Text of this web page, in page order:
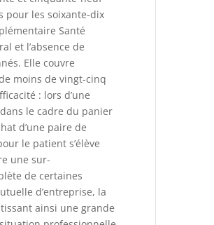
pour les soixante-dix
Santé
et l’absence de
Elle couvre
moins de vingt-cinq
: lors d’une
le cadre du panier
d’une paire de
le patient s’élève
une sur-
de certaines
d’entreprise, la
ainsi une grande